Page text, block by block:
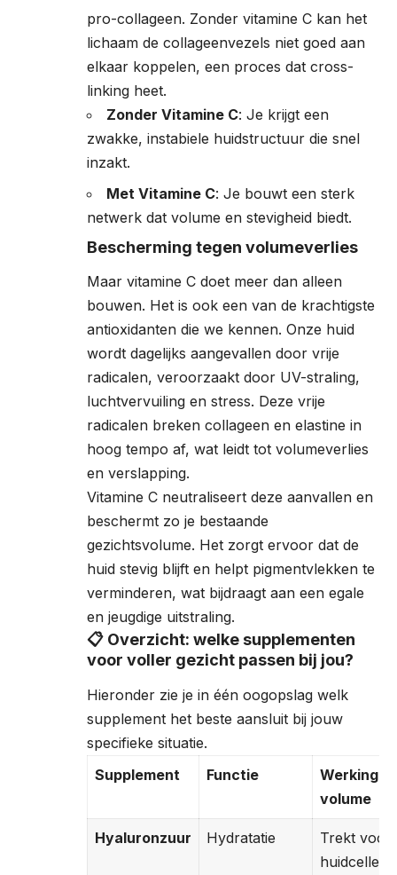
pro-collageen. Zonder vitamine C kan het
lichaam de collageenvezels niet goed aan
elkaar koppelen, een proces dat cross-
linking heet.
Zonder Vitamine C: Je krijgt een
zwakke, instabiele huidstructuur die snel
inzakt.
Met Vitamine C: Je bouwt een sterk
netwerk dat volume en stevigheid biedt.
Bescherming tegen volumeverlies
Maar vitamine C doet meer dan alleen
bouwen. Het is ook een van de krachtigste
antioxidanten die we kennen. Onze huid
wordt dagelijks aangevallen door vrije
radicalen, veroorzaakt door UV-straling,
luchtvervuiling en stress. Deze vrije
radicalen breken collageen en elastine in
hoog tempo af, wat leidt tot volumeverlies
en verslapping.
Vitamine C neutraliseert deze aanvallen en
beschermt zo je bestaande
gezichtsvolume. Het zorgt ervoor dat de
huid stevig blijft en helpt pigmentvlekken te
verminderen, wat bijdraagt aan een egale
en jeugdige uitstraling.
📋 Overzicht: welke supplementen
voor voller gezicht passen bij jou?
Hieronder zie je in één oogopslag welk
supplement het beste aansluit bij jouw
specifieke situatie.
Supplement
Functie
Werking
volume
Hyaluronzuur Hydratatie
Trekt
huidcellen